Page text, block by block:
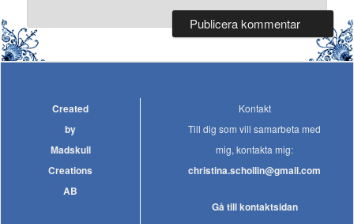
Created
by
Madskull
Creations
AB
Kontakt
Till dig som vill samarbeta med
mig, kontakta mig:
christina.schollin@gmail.com
Gå till kontaktsidan